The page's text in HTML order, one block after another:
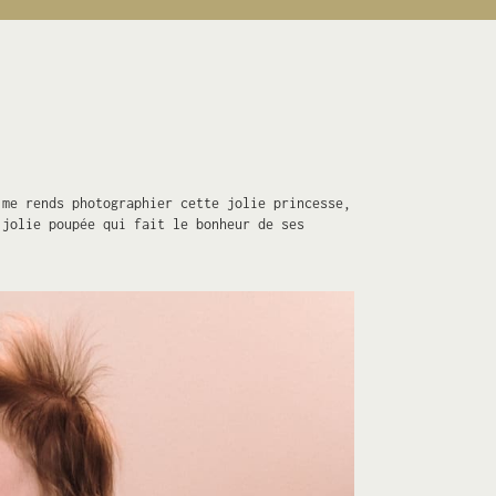
rends photographier cette jolie princesse,
poupée qui fait le bonheur de ses